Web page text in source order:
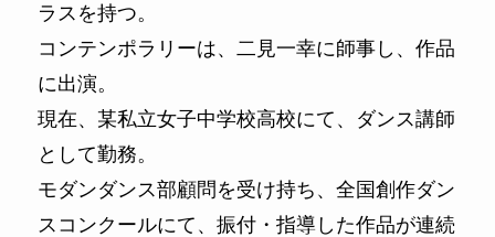
ラスを持つ。
コンテンポラリーは、二見一幸に師事し、作品
に出演。
現在、某私立女子中学校高校にて、ダンス講師
として勤務。
モダンダンス部顧問を受け持ち、全国創作ダン
スコンクールにて、振付・指導した作品が連続